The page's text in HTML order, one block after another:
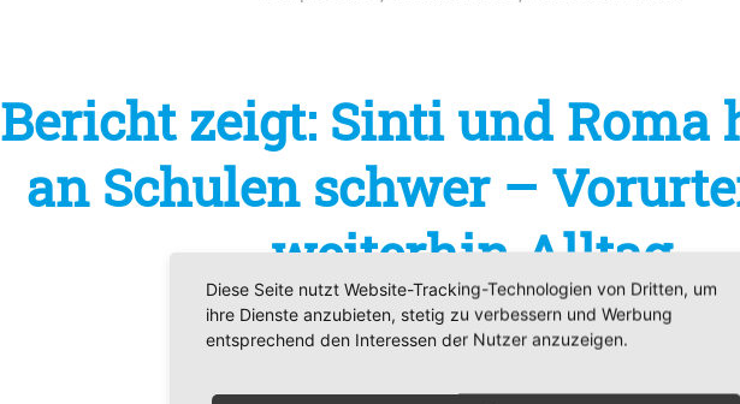
Bericht zeigt: Sinti und Roma
an Schulen schwer –
weiterhin Alltag
10. April 2025 / inNachrichten / vonGerolf Nittner
Diese Seite nutzt Website-Tracking-Technologien von Dritten, um
ihre Dienste anzubieten, stetig zu verbessern und Werbung
entsprechend den Interessen der Nutzer anzuzeigen.